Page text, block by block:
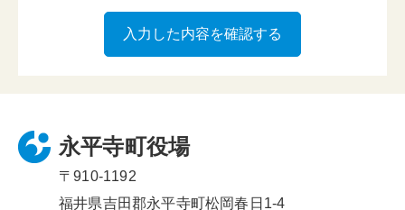
永平寺町役場
〒910-1192
福井県吉田郡永平寺町松岡春日1-4